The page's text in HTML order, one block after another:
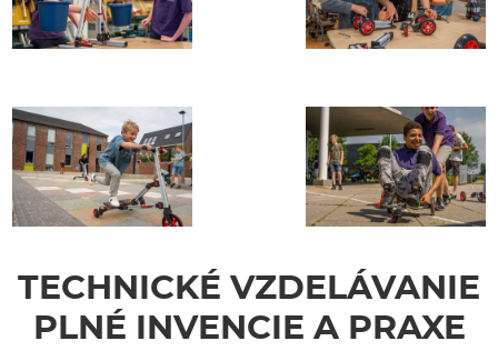
TECHNICKÉ VZDELÁVANIE
PLNÉ INVENCIE A PRAXE